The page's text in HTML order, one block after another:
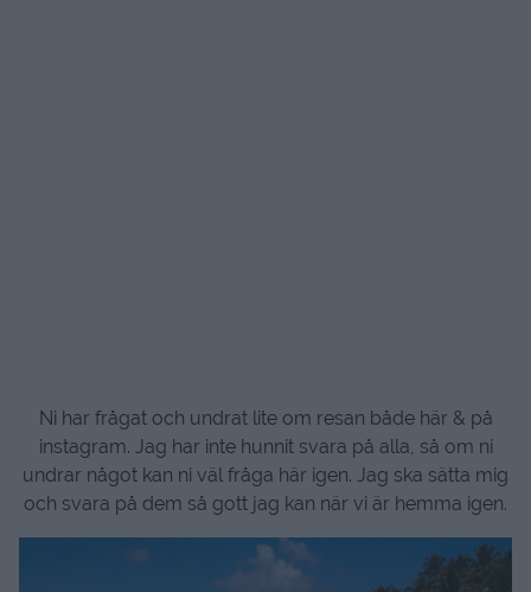
Ni har frågat och undrat lite om resan både här & på
instagram. Jag har inte hunnit svara på alla, så om ni
undrar något kan ni väl fråga här igen. Jag ska sätta mig
och svara på dem så gott jag kan när vi är hemma igen.